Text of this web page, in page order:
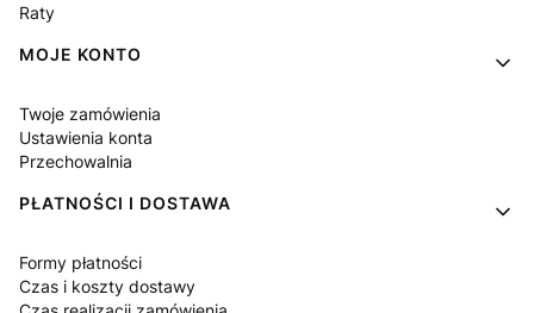
Raty
MOJE KONTO
Twoje zamówienia
Ustawienia konta
Przechowalnia
PŁATNOŚCI I DOSTAWA
Formy płatności
Czas i koszty dostawy